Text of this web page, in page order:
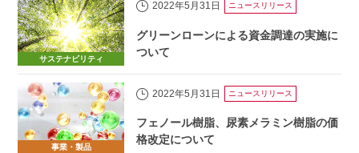
サステナビリティ
2022年5月31日 ニュースリリース
グリーンローンによる資金調達の実施に
ついて
事業・製品
2022年5月31日 ニュースリリース
フェノール樹脂、尿素メラミン樹脂の価
格改定について